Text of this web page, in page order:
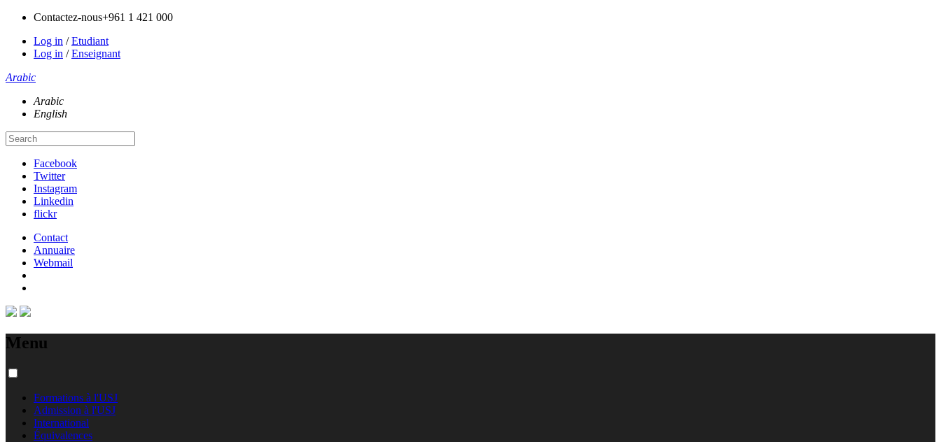
Contactez-nous+961 1 421 000
Log in /Etudiant
Log in /Enseignant
Arabic
Arabic
English
Facebook
Twitter
Instagram
Linkedin
flickr
Contact
Annuaire
Webmail
Menu
Formations à l'USJ
Admission à l'USJ
International
Équivalences